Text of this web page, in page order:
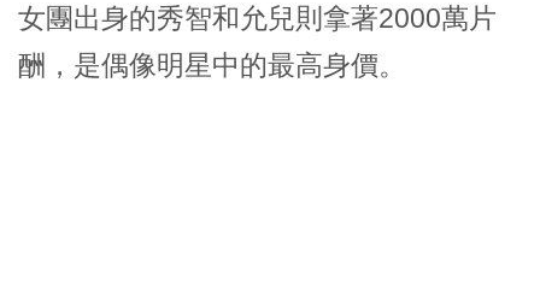
女團出身的秀智和允兒則拿著2000萬片
酬，是偶像明星中的最高身價。